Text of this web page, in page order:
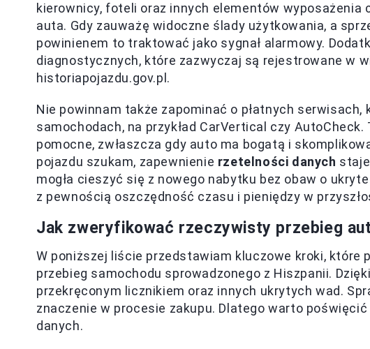
kierownicy, foteli oraz innych elementów
auta. Gdy zauważę widoczne ślady użytkowania, a
powinienem to traktować jako sygnał alarmowy.
diagnostycznych, które zazwyczaj są rejestrowane w
historiapojazdu.gov.pl.
Nie powinnam także zapominać o płatnych
samochodach, na przykład CarVertical czy
pomocne, zwłaszcza gdy auto ma bogatą i
pojazdu szukam, zapewnienie rzetelności danych
mogła cieszyć się z nowego nabytku bez obaw o
z pewnością oszczędność czasu i pieniędzy w
Jak zweryfikować rzeczywisty przebieg
W poniższej liście przedstawiam kluczowe kroki, które
przebieg samochodu sprowadzonego z Hiszpanii.
przekręconym licznikiem oraz innych ukrytych wad.
znaczenie w procesie zakupu. Dlatego warto
danych.